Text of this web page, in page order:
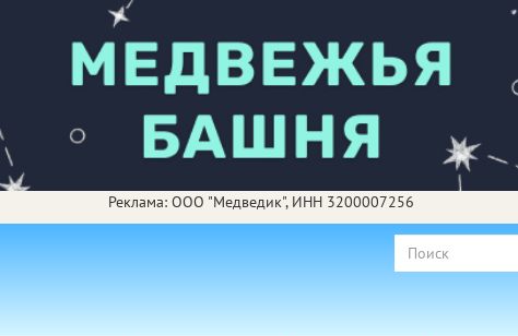
Реклама: ООО "Медведик", ИНН 3200007256